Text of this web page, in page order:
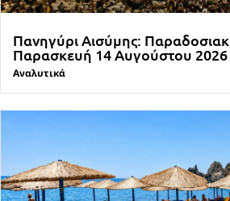
Πανηγύρι Αισύμης:
Παρασκευή 14 Αυγούστου 2026
Αναλυτικά